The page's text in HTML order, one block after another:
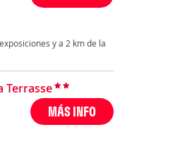
y a 2 km de la
Terrasse
MÁS INFO